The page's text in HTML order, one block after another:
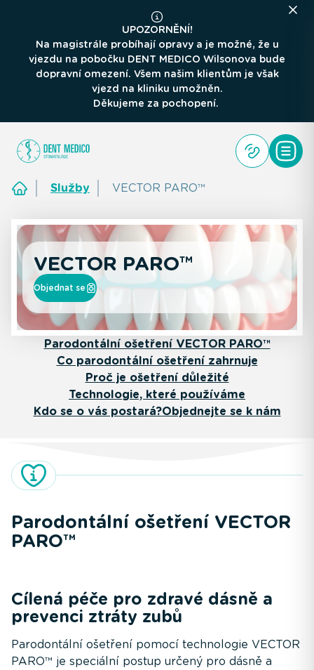
UPOZORNĚNÍ!
Na magistrále probíhají opravy a je možné, že u
vjezdu na pobočku DENT MEDICO Wilsonova bude
dopravní omezení. Všem našim klientům je však
vjezd na kliniku umožněn.
Děkujeme za pochopení.
Služby VECTOR PARO™
VECTOR PARO™
Objednat se
Parodontální ošetření VECTOR PARO™
Co parodontální ošetření zahrnuje
Proč je ošetření důležité
Technologie, které používáme
Kdo se o vás postará?Objednejte se k nám
Parodontální ošetření VECTOR
PARO™
Cílená péče pro zdravé dásně a
prevenci ztráty zubů
Parodontální ošetření pomocí technologie VECTOR
PARO™ je speciální postup určený pro dásně a